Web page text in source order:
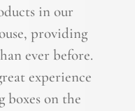
in our
providing
ever before.
experience
boxes on the